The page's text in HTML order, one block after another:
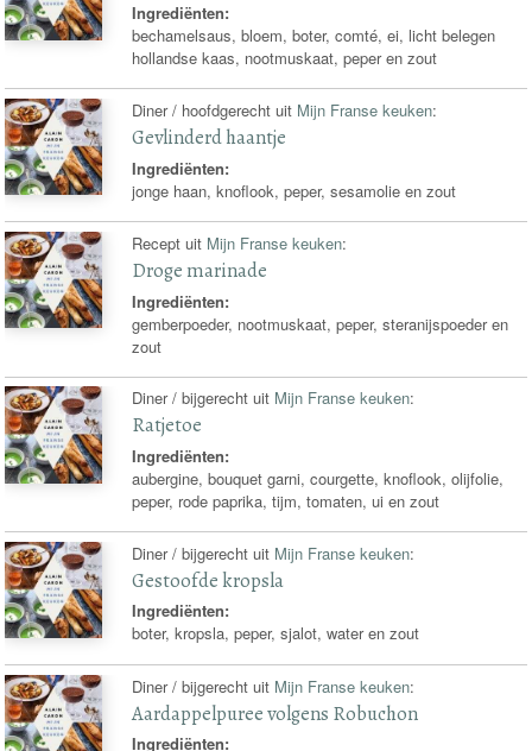
Ingrediënten:
bechamelsaus, bloem, boter, comté, ei, licht belegen
hollandse kaas, nootmuskaat, peper en zout
Diner / hoofdgerecht uit Mijn Franse keuken:
Gevlinderd haantje
Ingrediënten:
jonge haan, knoflook, peper, sesamolie en zout
Recept uit Mijn Franse keuken:
Droge marinade
Ingrediënten:
gemberpoeder, nootmuskaat, peper, steranijspoeder en
zout
Diner / bijgerecht uit Mijn Franse keuken:
Ratjetoe
Ingrediënten:
aubergine, bouquet garni, courgette, knoflook, olijfolie,
peper, rode paprika, tijm, tomaten, ui en zout
Diner / bijgerecht uit Mijn Franse keuken:
Gestoofde kropsla
Ingrediënten:
boter, kropsla, peper, sjalot, water en zout
Diner / bijgerecht uit Mijn Franse keuken:
Aardappelpuree volgens Robuchon
Ingrediënten: